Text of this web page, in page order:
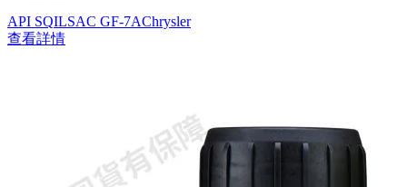
API SQILSAC GF-7AChrysler
查看詳情